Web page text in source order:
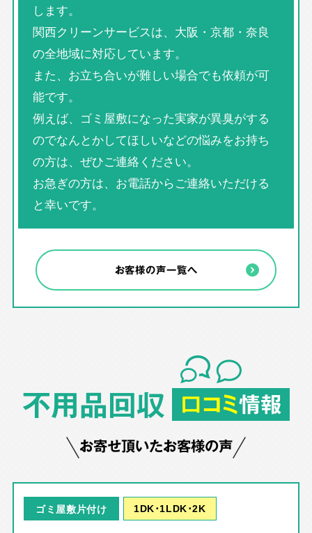
します。
関西クリーンサービスは、大阪・京都・奈良
の全地域に対応しています。
また、お立ち合いが難しい場合でも依頼が可
能です。
例えば、ゴミ屋敷になった実家が異臭がする
のでなんとかしてほしいなどの悩みをお持ち
の方は、ぜひご連絡ください。
お急ぎの方は、お電話からご連絡いただける
と幸いです。
お客様の声一覧へ
不用品回収 口コミ情報
お寄せ頂いたお客様の声
ゴミ屋敷片付け 1DK･1LDK･2K